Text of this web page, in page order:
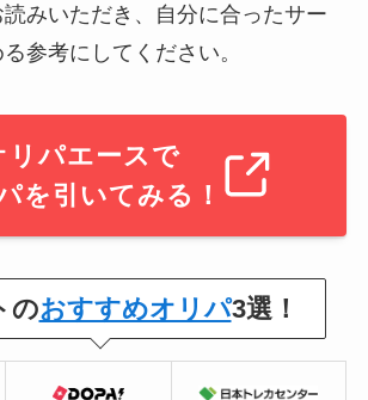
みいただき、自分に合ったサー
参考にしてください。
リパエースで
を引いてみる！
のおすすめオリパ3選！